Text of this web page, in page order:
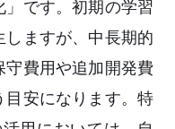
です。初期の学習
しますが、中長期的
費用や追加開発費
目安になります。特